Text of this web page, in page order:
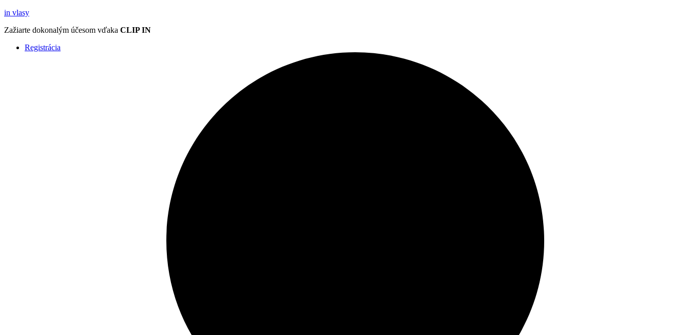
in vlasy
Zažiarte dokonalým účesom vďaka CLIP IN
Registrácia